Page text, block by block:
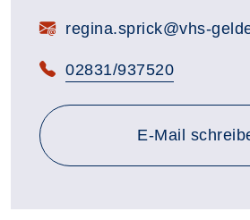
E-Mail:regina.sprick@vhs-
Telefon:
02831/937520
E-Mail